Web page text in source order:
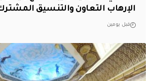
الإرهاب التعاون والتنسيق
قبل يومين